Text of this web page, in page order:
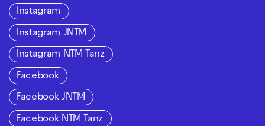
Instagram
Instagram JNTM
Instagram NTM Tanz
Facebook
Facebook JNTM
Facebook NTM Tanz